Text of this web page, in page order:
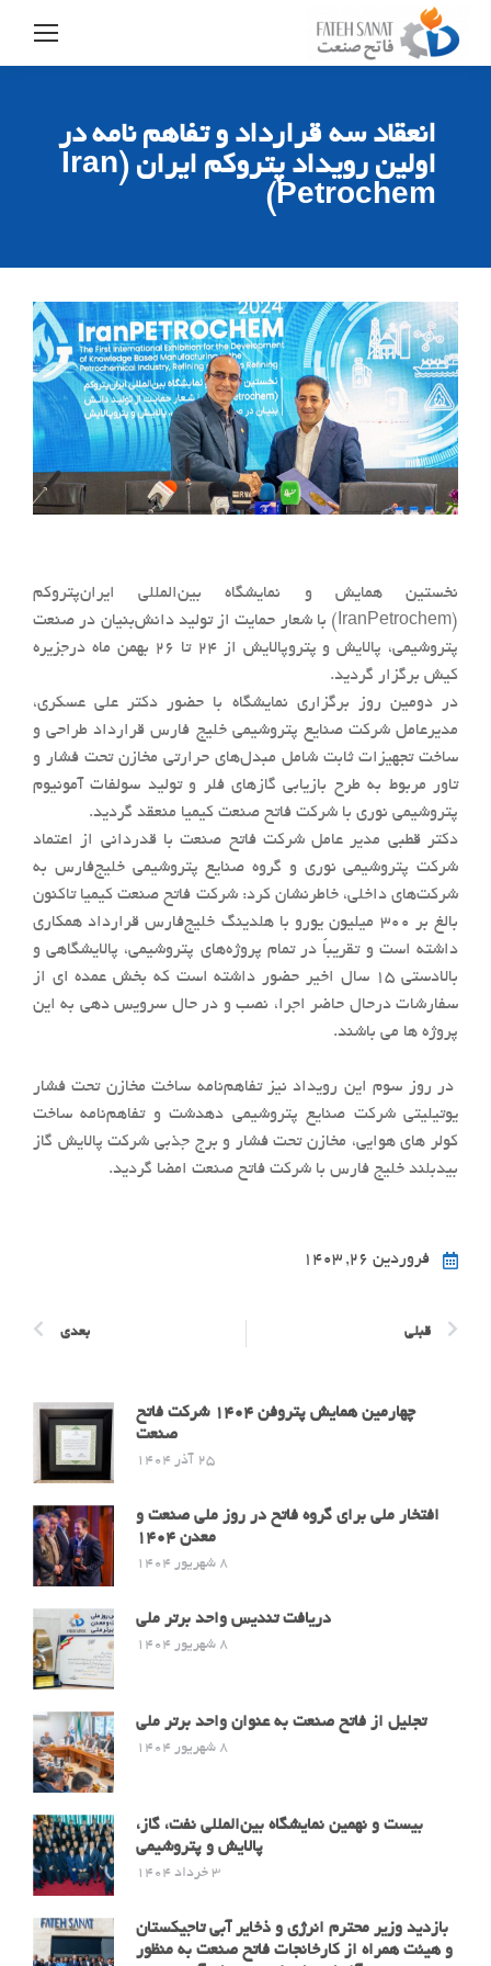
انعقاد سه قرارداد و تفاهم نامه در
اولین رویداد پتروکم ایران (Iran
Petrochem)
نخستین همایش و نمایشگاه بین‌المللی ایران‌پتروکم
(IranPetrochem) با شعار حمایت از تولید دانش‌بنیان در صنعت
پتروشیمی، پالایش و پتروپالایش از ۲۴ تا ۲۶ بهمن ماه درجزیره
کیش برگزار گردید.
در دومین روز برگزاری نمایشگاه با حضور دکتر علی عسکری،
مدیرعامل شرکت صنایع پتروشیمی خلیج فارس قرارداد طراحی و
ساخت تجهیزات ثابت شامل مبدل‌های حرارتی مخازن تحت فشار و
تاور مربوط به طرح بازیابی گازهای فلر و تولید سولفات آمونیوم
پتروشیمی نوری با شرکت فاتح صنعت کیمیا منعقد گردید.
دکتر قطبی مدیر عامل شرکت فاتح صنعت با قدردانی از اعتماد
شرکت پتروشیمی نوری و گروه صنایع پتروشیمی خلیج‌فارس به
شرکت‌های داخلی، خاطرنشان کرد: شرکت فاتح صنعت کیمیا تاکنون
بالغ بر ۳۰۰ میلیون یورو با هلدینگ خلیج‌فارس قرارداد همکاری
داشته است و تقریباً در تمام پروژه‌های پتروشیمی، پالایشگاهی و
بالادستی ۱۵ سال اخیر حضور داشته است که بخش عمده ای از
سفارشات درحال حاضر اجرا، نصب و در حال سرویس دهی به این
پروژه ها می باشند.
در روز سوم این رویداد نیز تفاهم‌نامه ساخت مخازن تحت فشار
یوتیلیتی شرکت صنایع پتروشیمی دهدشت و تفاهم‌نامه ساخت
کولر های هوایی، مخازن تحت فشار و برج جذبی شرکت پالایش گاز
بیدبلند خلیج فارس با شرکت فاتح صنعت امضا گردید.
فروردین ۲۶, ۱۴۰۳
قبلی بعدی
چهارمین همایش پتروفن ۱۴۰۴ شرکت فاتح
صنعت
25 آذر 1404
افتخار ملی برای گروه فاتح در روز ملی صنعت و
معدن 1404
8 شهریور 1404
دریافت تندیس واحد برتر ملی
8 شهریور 1404
تجلیل از فاتح صنعت به عنوان واحد برتر ملی
8 شهریور 1404
بیست و نهمین نمایشگاه بین‌المللی نفت، گاز،
پالایش و پتروشیمی
3 خرداد 1404
بازدید وزیر محترم انرژی و ذخایر آبی تاجیکستان
و هیئت همراه از کارخانجات فاتح صنعت به منظور